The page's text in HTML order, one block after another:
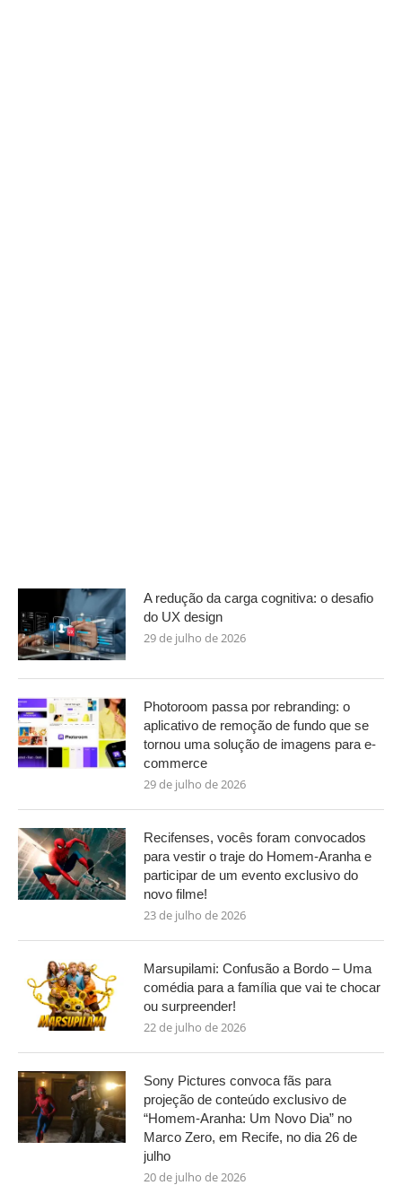
A redução da carga cognitiva: o desafio
do UX design
29 de julho de 2026
Photoroom passa por rebranding: o
aplicativo de remoção de fundo que se
tornou uma solução de imagens para e-
commerce
29 de julho de 2026
Recifenses, vocês foram convocados
para vestir o traje do Homem-Aranha e
participar de um evento exclusivo do
novo filme!
23 de julho de 2026
Marsupilami: Confusão a Bordo – Uma
comédia para a família que vai te chocar
ou surpreender!
22 de julho de 2026
Sony Pictures convoca fãs para
projeção de conteúdo exclusivo de
“Homem-Aranha: Um Novo Dia” no
Marco Zero, em Recife, no dia 26 de
julho
20 de julho de 2026